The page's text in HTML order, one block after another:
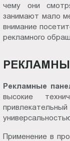
чему они
занимают мало
внимание
рекламного
Рекламные
высокие
Применение в